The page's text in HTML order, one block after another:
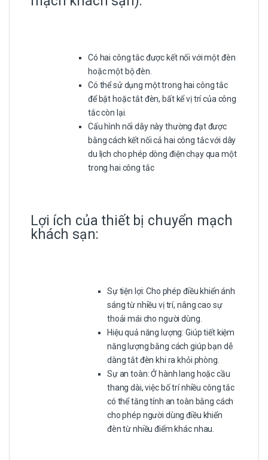
Có hai công tắc được kết nối với một đèn
hoặc một bộ đèn.
Có thể sử dụng một trong hai công tắc
để bật hoặc tắt đèn, bất kể vị trí của công
tắc còn lại.
Cấu hình nối dây này thường đạt được
bằng cách kết nối cả hai công tắc với dây
du lịch cho phép dòng điện chạy qua một
trong hai công tắc
Lợi ích của thiết bị chuyển mạch
khách sạn:
Sự tiện lợi: Cho phép điều khiển ánh
sáng từ nhiều vị trí, nâng cao sự
thoải mái cho người dùng.
Hiệu quả năng lượng: Giúp tiết kiệm
năng lượng bằng cách giúp bạn dễ
dàng tắt đèn khi ra khỏi phòng.
Sự an toàn: Ở hành lang hoặc cầu
thang dài, việc bố trí nhiều công tắc
có thể tăng tính an toàn bằng cách
cho phép người dùng điều khiển
đèn từ nhiều điểm khác nhau.